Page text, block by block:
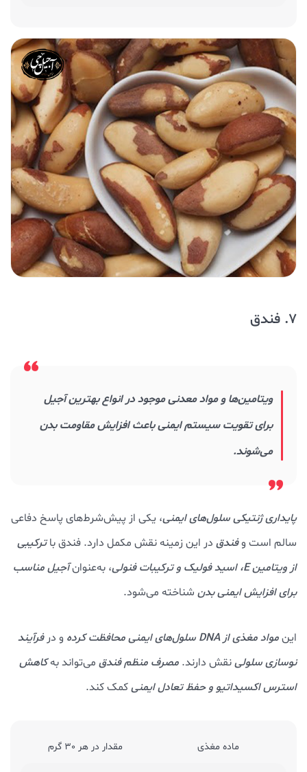
7. فندق
ویتامین‌ها و مواد معدنی موجود در انواع بهترین آجیل
برای تقویت سیستم ایمنی باعث افزایش مقاومت بدن
می‌شوند.
پایداری ژنتیکی سلول‌های ایمنی، یکی از پیش‌شرط‌های پاسخ دفاعی
سالم است وفندق در این زمینه نقش مکمل دارد. فندق باترکیبی
از ویتامین E، اسید فولیک و ترکیبات فنولی
، به‌عنوانآجیل مناسب
برای افزایش ایمنی بدن شناخته می‌شود.
اینمواد مغذی از DNA سلول‌های ایمنی محافظت کرده و درفرآیند
نوسازی سلولینقش دارند. مصرف منظم فندق می‌تواند بهکاهش
استرس اکسیداتیو و حفظ تعادل ایمنیکمک کند.
ماده مغذی مقدار در هر 30 گرم